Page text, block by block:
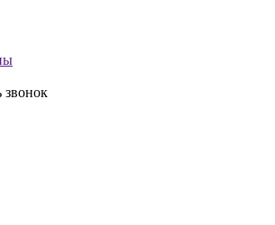
звонок